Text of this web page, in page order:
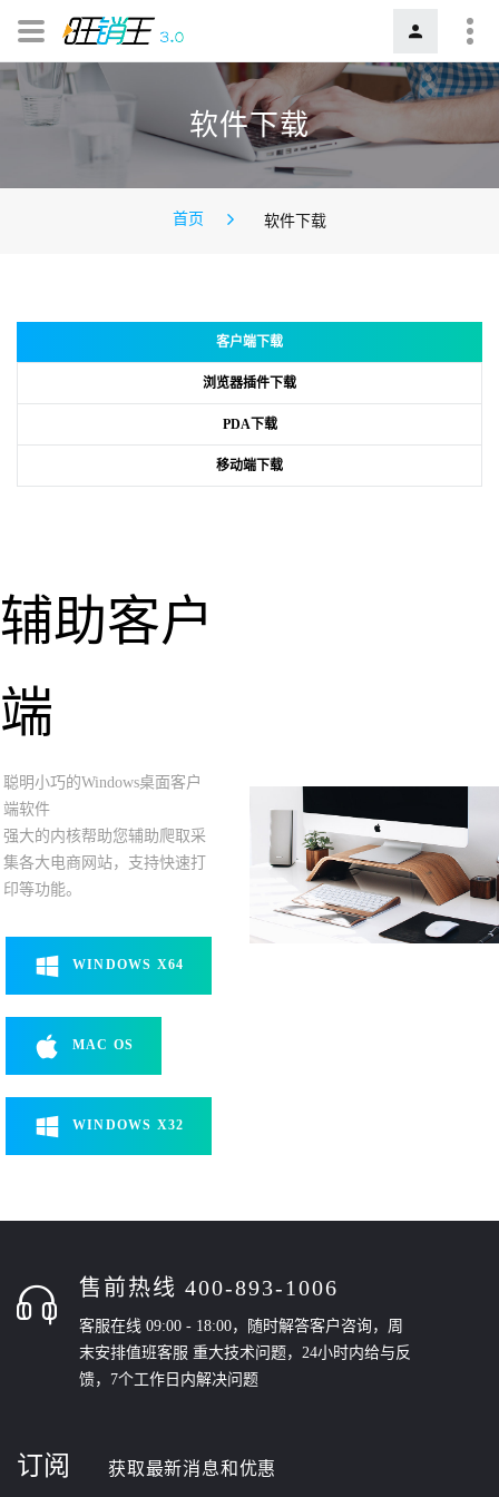
软件下载
首页 软件下载
客户端下载
浏览器插件下载
PDA下载
移动端下载
辅助客户
端
聪明小巧的Windows桌面客户
端软件
强大的内核帮助您辅助爬取采
集各大电商网站，支持快速打
印等功能。
WINDOWS X64
MAC OS
WINDOWS X32
售前热线 400-893-1006
客服在线 09:00 - 18:00，随时解答客户咨询，周
末安排值班客服 重大技术问题，24小时内给与反
馈，7个工作日内解决问题
订阅 获取最新消息和优惠